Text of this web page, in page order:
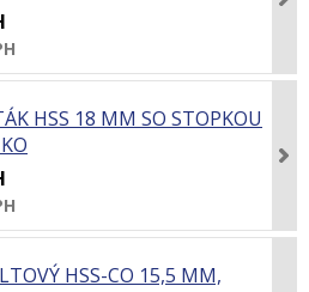
HSS 18 MM SO STOPKOU
HSS-CO 15,5 MM,